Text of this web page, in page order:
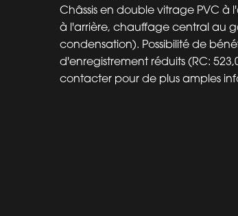
Châssis en double vitrage PVC à
à l'arrière, chauffage central au
condensation). Possibilité de
d'enregistrement réduits (RC:
contacter pour de plus amples